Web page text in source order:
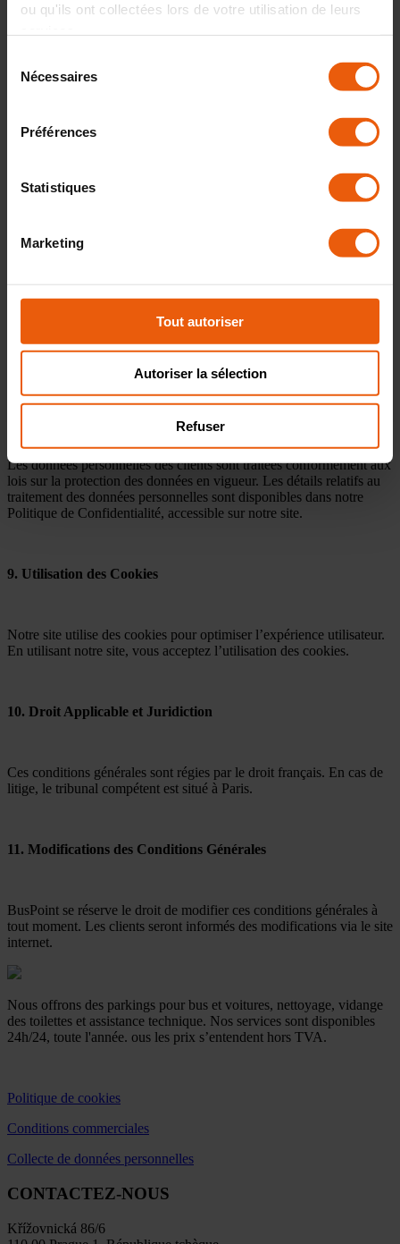
ou qu'ils ont collectées lors de votre utilisation de leurs
Nécessaires
Préférences
Statistiques
Marketing
Tout autoriser
Autoriser la sélection
Refuser
sommes responsables des dommages causés aux véhicules sur les
lieux uniquement si le dommage est dû à la négligence des employés
7. Réclamations
Si le client n’est pas satisfait du service fourni, il a le droit de
réclamations doivent être soumises par écrit à
paris@buspointservices.com.
8. Protection des Données
Les données personnelles des clients sont traitées conformément aux
lois sur la protection des données en vigueur. Les détails relatifs au
traitement des données personnelles sont disponibles dans notre
Politique de Confidentialité, accessible sur notre site.
9. Utilisation des Cookies
Notre site utilise des cookies pour optimiser l’expérience utilisateur.
En utilisant notre site, vous acceptez l’utilisation des cookies.
10. Droit Applicable et Juridiction
Ces conditions générales sont régies par le droit français. En cas de
litige, le tribunal compétent est situé à Paris.
11. Modifications des Conditions Générales
BusPoint se réserve le droit de modifier ces conditions générales à
tout moment. Les clients seront informés des modifications via le site
internet.
Nous offrons des parkings pour bus et voitures, nettoyage, vidange
des toilettes et assistance technique. Nos services sont disponibles
24h/24, toute l'année. ous les prix s’entendent hors TVA.
Politique de cookies
Conditions commerciales
Collecte de données personnelles
CONTACTEZ-NOUS
Křížovnická 86/6